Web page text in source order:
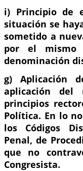
i) Principio de
situación se
sometido a
por el
denominación
g) Aplicación
aplicación del
principios
Política. En lo
los Códigos
Penal, de
que no
Congresista.